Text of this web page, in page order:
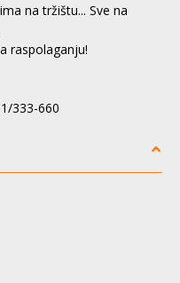
na tržištu... Sve na
raspolaganju!
333-660